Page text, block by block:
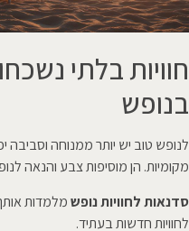
חוויות בלתי
בנופש
לנופש טוב יש יותר ממנוחה וסביבה
מקומיות. הן מוסיפות צבע והנאה
סדנאות לחוויות נופשמלמדות
לחוויות חדשות בעתיד.